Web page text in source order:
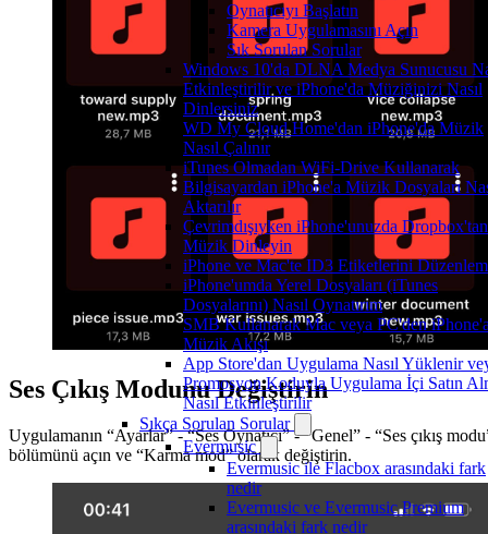
Oynatıcıyı Başlatın
Kamera Uygulamasını Açın
Sık Sorulan Sorular
Windows 10'da DLNA Medya Sunucusu
Etkinleştirilir ve iPhone'da Müziğinizi Nasıl
Dinlersiniz
WD My Cloud Home'dan iPhone'da Müzik
Nasıl Çalınır
iTunes Olmadan WiFi-Drive Kullanarak
Bilgisayardan iPhone'a Müzik Dosyaları
Aktarılır
Çevrimdışıyken iPhone'unuzda Dropbox'tan
Müzik Dinleyin
iPhone ve Mac'te ID3 Etiketlerini
iPhone'umda Yerel Dosyaları (iTunes
Dosyalarını) Nasıl Oynatırım
SMB Kullanarak Mac veya PC'den
Müzik Akışı
App Store'dan Uygulama Nasıl Yüklenir
Promosyon Koduyla Uygulama İçi Satın
Nasıl Etkinleştirilir
Sıkça Sorulan Sorular
Evermusic
Evermusic ile Flacbox arasındaki fark
nedir
Evermusic ve Evermusic Premium
arasındaki fark nedir
Ses Çıkış Modunu Değiştirin
Uygulamanın “Ayarlar” - “Ses Oynatıcı” - “Genel” - “Ses çıkış
bölümünü açın ve “Karma mod” olarak değiştirin.